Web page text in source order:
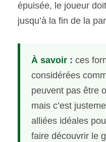
épuisée, le joueur
jusqu’à la fin de la
À savoir : ces
considérées
peuvent pas être
mais c’est
alliées idéales
faire découvrir le